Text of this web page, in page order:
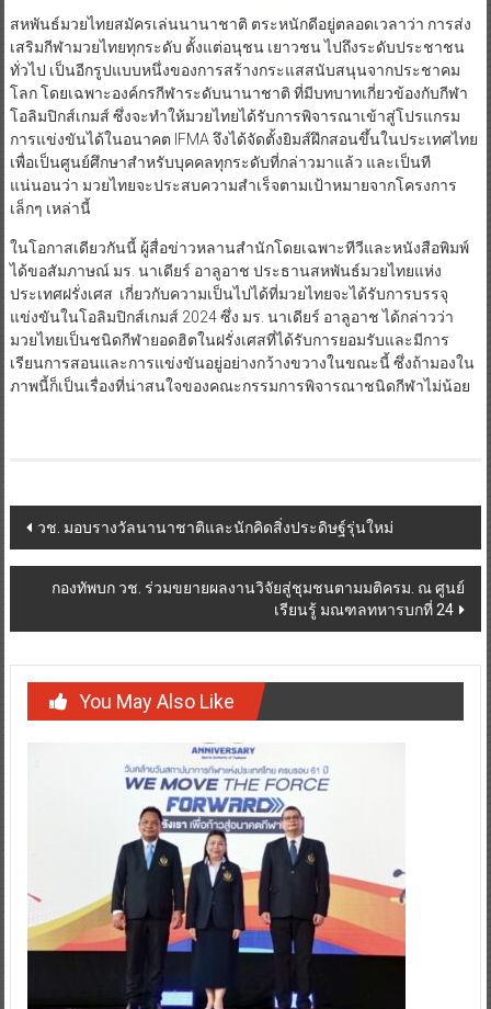
สหพันธ์มวยไทยสมัครเล่นนานาชาติ ตระหนักดีอยู่ตลอดเวลาว่า การส่ง
เสริมกีฬามวยไทยทุกระดับ ตั้งแต่อนุชน เยาวชน ไปถึงระดับประชาชน
ทั่วไป เป็นอีกรูปแบบหนึ่งของการสร้างกระแสสนับสนุนจากประชาคม
โลก โดยเฉพาะองค์กรกีฬาระดับนานาชาติ ที่มีบทบาทเกี่ยวข้องกับกีฬา
โอลิมปิกส์เกมส์ ซึ่งจะทำให้มวยไทยได้รับการพิจารณาเข้าสู่โปรแกรม
การแข่งขันได้ในอนาคต IFMA จึงได้จัดตั้งยิมส์ฝึกสอนขึ้นในประเทศไทย
เพื่อเป็นศูนย์ศึกษาสำหรับบุคคลทุกระดับที่กล่าวมาแล้ว และเป็นที
แน่นอนว่า มวยไทยจะประสบความสำเร็จตามเป้าหมายจากโครงการ
เล็กๆ เหล่านี้
ในโอกาสเดียวกันนี้ ผู้สื่อข่าวหลานสำนักโดยเฉพาะทีวีและหนังสือพิมพ์
ได้ขอสัมภาษณ์ มร. นาเดียร์ อาลูอาช ประธานสหพันธ์มวยไทยแห่ง
ประเทศฝรั่งเศส เกี่ยวกับความเป็นไปได้ที่มวยไทยจะได้รับการบรรจุ
แข่งขันในโอลิมปิกส์เกมส์ 2024 ซึ่ง มร. นาเดียร์ อาลูอาช ได้กล่าวว่า
มวยไทยเป็นชนิดกีฬายอดฮิตในฝรั่งเศสที่ได้รับการยอมรับและมีการ
เรียนการสอนและการแข่งขันอยู่อย่างกว้างขวางในขณะนี้ ซึ่งถ้ามองใน
ภาพนี้ก็เป็นเรื่องที่น่าสนใจของคณะกรรมการพิจารณาชนิดกีฬาไม่น้อย
Post
navigation
วช. มอบรางวัลนานาชาติและนักคิดสิ่งประดิษฐ์รุ่นใหม่
กองทัพบก วช. ร่วมขยายผลงานวิจัยสู่ชุมชนตามมติครม. ณ ศูนย์
เรียนรู้ มณฑลทหารบกที่ 24
You May Also Like